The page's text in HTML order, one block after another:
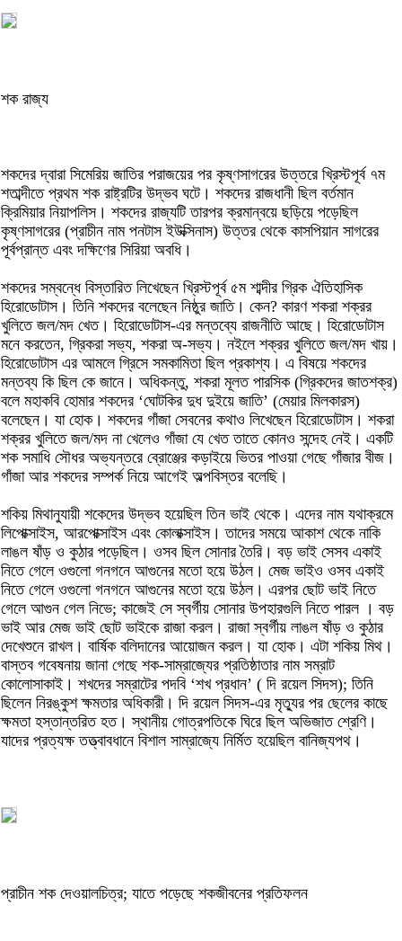
শক রাজ্য
শকদের দ্বারা সিমেরিয় জাতির পরাজয়ের পর কৃষ্ণসাগরের উত্তরে খ্রিস্টপূর্ব ৭ম
শতাব্দীতে প্রথম শক রাষ্ট্রটির উদ্ভব ঘটে। শকদের রাজধানী ছিল বর্তমান
ক্রিমিয়ার নিয়াপলিস। শকদের রাজ্যটি তারপর ক্রমান্বয়ে ছড়িয়ে পড়েছিল
কৃষ্ণসাগরের (প্রাচীন নাম পনটাস ইউক্সিনাস) উত্তর থেকে কাসপিয়ান সাগরের
পূর্বপ্রান্ত এবং দক্ষিণের সিরিয়া অবধি।
শকদের সম্বন্ধে বিস্তারিত লিখেছেন খ্রিস্টপূর্ব ৫ম শাব্দীর গ্রিক ঐতিহাসিক
হিরোডোটাস। তিনি শকদের বলেছেন নিষ্ঠুর জাতি। কেন? কারণ শকরা শক্রর
খুলিতে জল/মদ খেত। হিরোডোটাস-এর মন্তব্যে রাজনীতি আছে। হিরোডোটাস
মনে করতেন, গ্রিকরা সভ্য, শকরা অ-সভ্য। নইলে শক্রর খুলিতে জল/মদ খায়।
হিরোডোটাস এর আমলে গ্রিসে সমকামিতা ছিল প্রকাশ্য। এ বিষয়ে শকদের
মন্তব্য কি ছিল কে জানে। অধিকন্তু, শকরা মূলত পারসিক (গ্রিকদের জাতশক্র)
বলে মহাকবি হোমার শকদের ‘ঘোটকির দুধ দুইয়ে জাতি’ (মেয়ার মিলকারস)
বলেছেন। যা হোক। শকদের গাঁজা সেবনের কথাও লিখেছেন হিরোডোটাস। শকরা
শক্রর খুলিতে জল/মদ না খেলেও গাঁজা যে খেত তাতে কোনও সন্দেহ নেই। একটি
শক সমাধি সৌধর অভ্যন্তরে ব্রোঞ্জের কড়াইয়ে ভিতর পাওয়া গেছে গাঁজার বীজ।
গাঁজা আর শকদের সম্পর্ক নিয়ে আগেই অল্পবিস্তর বলেছি।
শকিয় মিথানুযায়ী শকেদের উদ্ভব হয়েছিল তিন ভাই থেকে। এদের নাম যথাক্রমে
লিপোক্সাইস, আরপোক্সাইস এবং কোলাক্সাইস। তাদের সময়ে আকাশ থেকে নাকি
লাঙল ষাঁড় ও কুঠার পড়েছিল। ওসব ছিল সোনার তৈরি। বড় ভাই সেসব একাই
নিতে গেলে ওগুলো গনগনে আগুনের মতো হয়ে উঠল। মেজ ভাইও ওসব একাই
নিতে গেলে ওগুলো গনগনে আগুনের মতো হয়ে উঠল। এরপর ছোট ভাই নিতে
গেলে আগুন গেল নিভে; কাজেই সে স্বর্গীয় সোনার উপহারগুলি নিতে পারল । বড়
ভাই আর মেজ ভাই ছোট ভাইকে রাজা করল। রাজা স্বর্গীয় লাঙল ষাঁড় ও কুঠার
দেখেশুনে রাখল। বার্ষিক বলিদানের আয়োজন করল। যা হোক। এটা শকিয় মিথ।
বাস্তব গবেষনায় জানা গেছে শক-সাম্রাজ্যের প্রতিষ্ঠাতার নাম সম্রাট
কোলোসাকাই। শখদের সম্রাটের পদবি ‘শখ প্রধান’ ( দি রয়েল সিদস); তিনি
ছিলেন নিরঙ্কুশ ক্ষমতার অধিকারী। দি রয়েল সিদস-এর মৃত্যুর পর ছেলের কাছে
ক্ষমতা হস্তান্তরিত হত। স্থানীয় গোত্রপতিকে ঘিরে ছিল অভিজাত শ্রেণি।
যাদের প্রত্যক্ষ তত্ত্বাবধানে বিশাল সাম্রাজ্যে নির্মিত হয়েছিল বানিজ্যপথ।
প্রাচীন শক দেওয়ালচিত্র; যাতে পড়েছে শকজীবনের প্রতিফলন